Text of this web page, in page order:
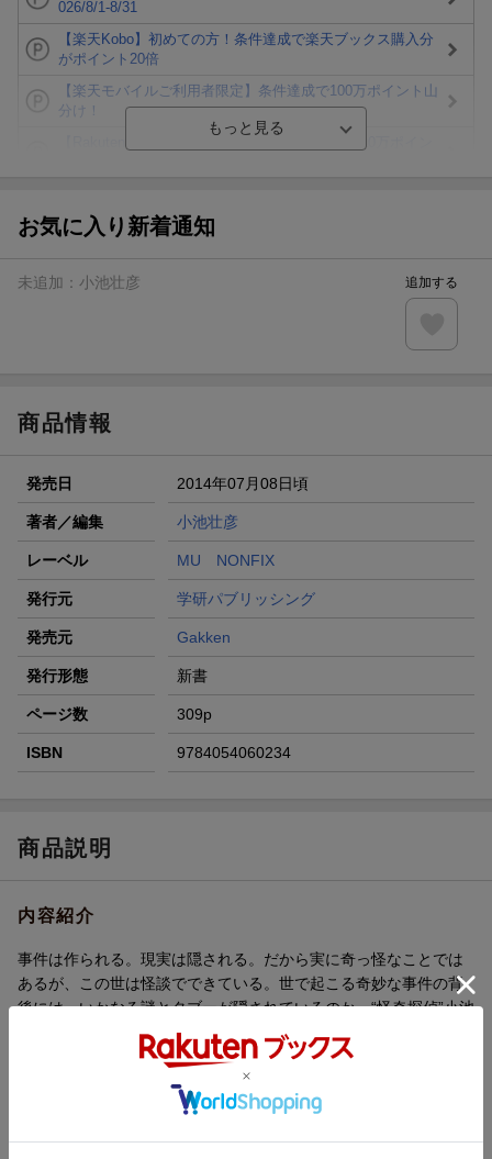
026/8/1-8/31
【楽天Kobo】初めての方！条件達成で楽天ブックス購入分
がポイント20倍
【楽天モバイルご利用者限定】条件達成で100万ポイント山
分け！
が当たる！
楽天モバイル紹介キャンペーンの拡散で300円OFFクーポン
条件達成で楽天限定・宝塚歌劇 宙組貸切公演ペアチケット
お気に入り新着通知
未追加： 小池壮彦 追加する
商品情報
発売日 2014年07月08日頃
著者／編集 小池壮彦
レーベル MU NONFIX
発行元 学研パブリッシング
発売元 Gakken
発行形態 新書
ページ数 309p
ISBN 9784054060234
商品説明
内容紹介
事件は作られる。現実は隠される。だから実に奇っ怪なことでは
あるが、この世は怪談でできている。世で起こる奇妙な事件の背
後には、いかなる謎とタブーが隠されているのか。“怪奇探偵”小池
壮彦が、さまざまな怪事件の謎をひもとく。
内容紹介（「BOOK」データベースより）
事実は小説よりも奇なりーだが、ある人物は、その事実が「フィ